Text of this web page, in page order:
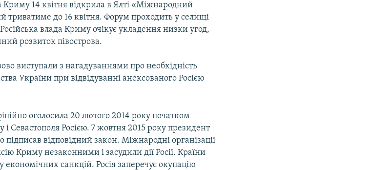
Криму 14 квітня відкрила в Ялті «Міжнародний
триватиме до 16 квітня. Форум проходить у селищі
влада Криму очікує укладення низки угод,
розвиток півострова.
виступали з нагадуваннями про необхідність
України при відвідуванні анексованого Росією
оголосила 20 лютого 2014 року початком
і Севастополя Росією. 7 жовтня 2015 року президент
відповідний закон. Міжнародні організації
Криму незаконними і засудили дії Росії. Країни
санкцій. Росія заперечує окупацію